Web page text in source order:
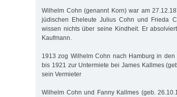
Wilhelm Cohn (genannt Korn) war am
jüdischen Eheleute Julius Cohn und Frieda
wissen nichts über seine Kindheit. Er
Kaufmann.
1913 zog Wilhelm Cohn nach Hamburg in
bis 1921 zur Untermiete bei James Kallmes
sein Vermieter
Wilhelm Cohn und Fanny Kallmes (geb.